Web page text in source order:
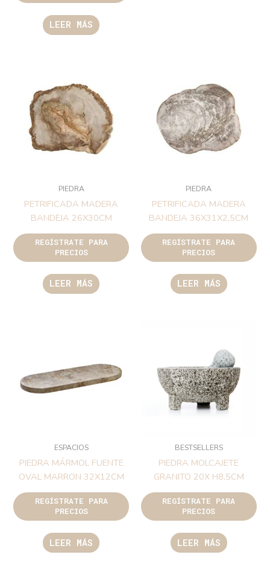
LEER MÁS
PIEDRA
PETRIFICADA MADERA
BANDEJA 26X30CM
REGÍSTRATE PARA
PRECIOS
LEER MÁS
PIEDRA
PETRIFICADA MADERA
BANDEJA 36X31X2,5CM
REGÍSTRATE PARA
PRECIOS
LEER MÁS
ESPACIOS
PIEDRA MÁRMOL FUENTE
OVAL MARRON 32X12CM
REGÍSTRATE PARA
PRECIOS
LEER MÁS
BESTSELLERS
PIEDRA MOLCAJETE
GRANITO 20X H8,5CM
REGÍSTRATE PARA
PRECIOS
LEER MÁS